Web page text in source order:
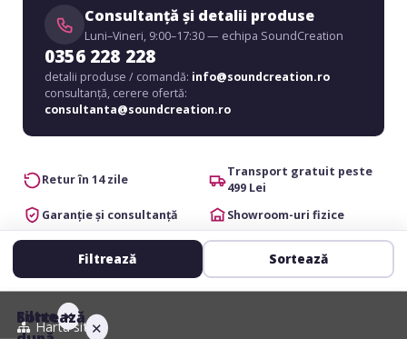
Consultanță și detalii produse
Luni–Vineri, 9:00–17:30 — echipa SoundCreation
0356 228 228
detalii produse / comandă: info@soundcreation.ro
consultanță, cerere ofertă:
consultanta@soundcreation.ro
Retur în 14 zile
Transport gratuit peste
499 Lei
Garanție și consultanță
Showroom-uri fizice
Filtrează Sortează
Filtre ✕
Sortează
✕
Harta site